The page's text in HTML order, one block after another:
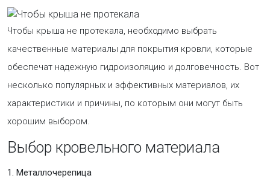
Чтобы крыша не протекала, необходимо выбрать
качественные материалы для покрытия кровли, которые
обеспечат надежную гидроизоляцию и долговечность. Вот
несколько популярных и эффективных материалов, их
характеристики и причины, по которым они могут быть
хорошим выбором.
Выбор кровельного материала
1. Металлочерепица